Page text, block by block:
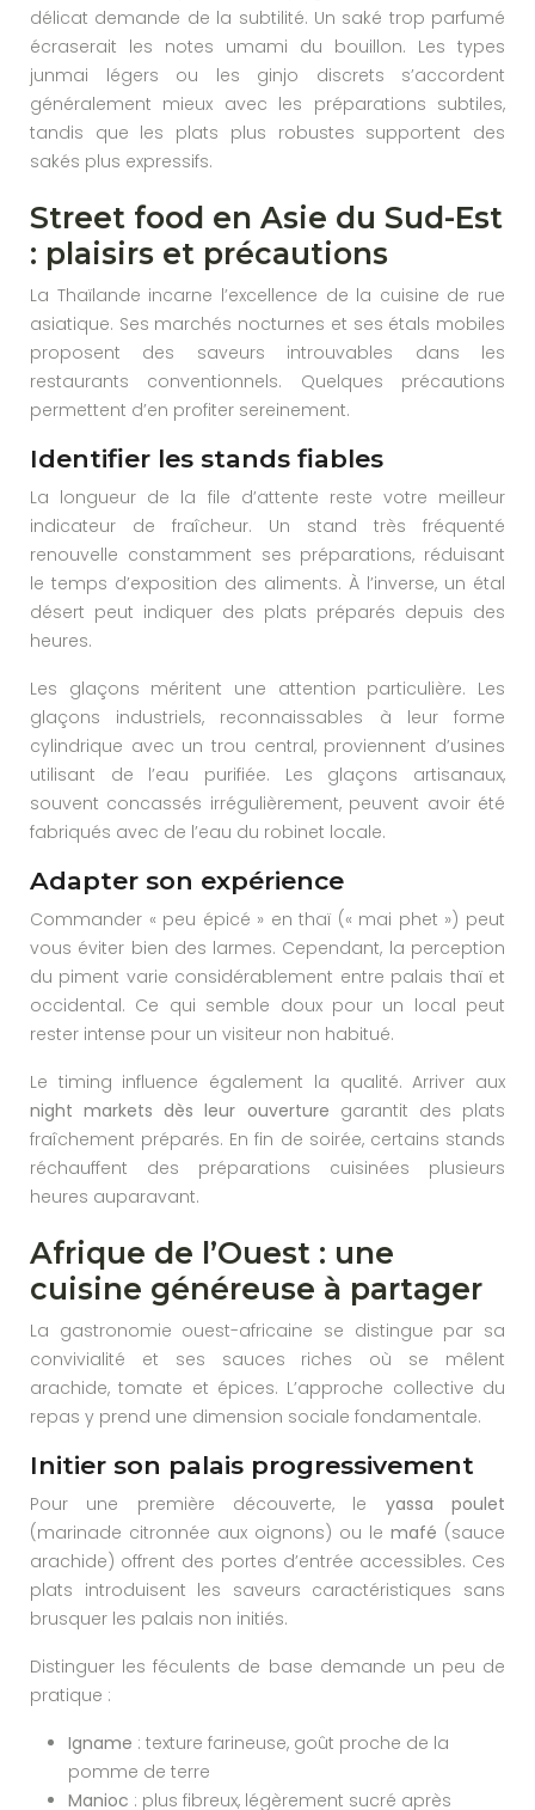
délicat demande de la subtilité. Un saké trop parfumé
écraserait les notes umami du bouillon. Les types
junmai légers ou les ginjo discrets s’accordent
généralement mieux avec les préparations subtiles,
tandis que les plats plus robustes supportent des
sakés plus expressifs.
Street food en Asie du Sud-Est
: plaisirs et précautions
La Thaïlande incarne l’excellence de la cuisine de rue
asiatique. Ses marchés nocturnes et ses étals mobiles
proposent des saveurs introuvables dans les
restaurants conventionnels. Quelques précautions
permettent d’en profiter sereinement.
Identifier les stands fiables
La longueur de la file d’attente reste votre meilleur
indicateur de fraîcheur. Un stand très fréquenté
renouvelle constamment ses préparations, réduisant
le temps d’exposition des aliments. À l’inverse, un étal
désert peut indiquer des plats préparés depuis des
heures.
Les glaçons méritent une attention particulière. Les
glaçons industriels, reconnaissables à leur forme
cylindrique avec un trou central, proviennent d’usines
utilisant de l’eau purifiée. Les glaçons artisanaux,
souvent concassés irrégulièrement, peuvent avoir été
fabriqués avec de l’eau du robinet locale.
Adapter son expérience
Commander « peu épicé » en thaï (« mai phet ») peut
vous éviter bien des larmes. Cependant, la perception
du piment varie considérablement entre palais thaï et
occidental. Ce qui semble doux pour un local peut
rester intense pour un visiteur non habitué.
Le timing influence également la qualité. Arriver aux
night markets dès leur ouverture garantit des plats
fraîchement préparés. En fin de soirée, certains stands
réchauffent des préparations cuisinées plusieurs
heures auparavant.
Afrique de l’Ouest : une
cuisine généreuse à partager
La gastronomie ouest-africaine se distingue par sa
convivialité et ses sauces riches où se mêlent
arachide, tomate et épices. L’approche collective du
repas y prend une dimension sociale fondamentale.
Initier son palais progressivement
Pour une première découverte, le yassa poulet
(marinade citronnée aux oignons) ou le mafé (sauce
arachide) offrent des portes d’entrée accessibles. Ces
plats introduisent les saveurs caractéristiques sans
brusquer les palais non initiés.
Distinguer les féculents de base demande un peu de
pratique :
Igname : texture farineuse, goût proche de la
pomme de terre
Manioc : plus fibreux, légèrement sucré après